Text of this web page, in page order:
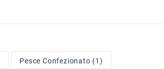
Pesce Confezionato (1)